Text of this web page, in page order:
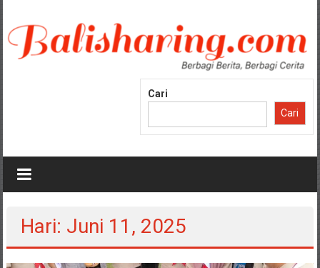
konten
Cari
Cari
Hari: Juni 11, 2025